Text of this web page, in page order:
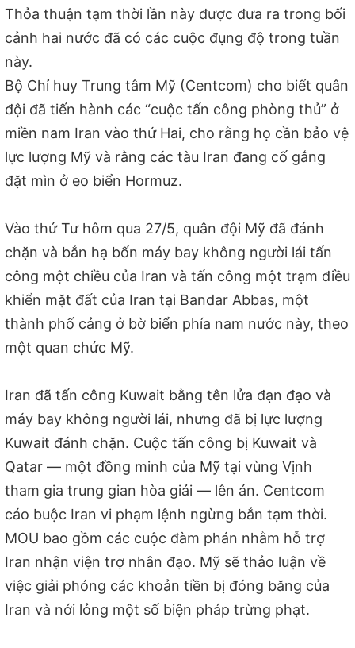
Thỏa thuận tạm thời lần này được đưa ra trong bối
cảnh hai nước đã có các cuộc đụng độ trong tuần
này.
Bộ Chỉ huy Trung tâm Mỹ (Centcom) cho biết quân
đội đã tiến hành các “cuộc tấn công phòng thủ” ở
miền nam Iran vào thứ Hai, cho rằng họ cần bảo vệ
lực lượng Mỹ và rằng các tàu Iran đang cố gắng
đặt mìn ở eo biển Hormuz.
Vào thứ Tư hôm qua 27/5, quân đội Mỹ đã đánh
chặn và bắn hạ bốn máy bay không người lái tấn
công một chiều của Iran và tấn công một trạm điều
khiển mặt đất của Iran tại Bandar Abbas, một
thành phố cảng ở bờ biển phía nam nước này, theo
một quan chức Mỹ.
Iran đã tấn công Kuwait bằng tên lửa đạn đạo và
máy bay không người lái, nhưng đã bị lực lượng
Kuwait đánh chặn. Cuộc tấn công bị Kuwait và
Qatar — một đồng minh của Mỹ tại vùng Vịnh
tham gia trung gian hòa giải — lên án. Centcom
cáo buộc Iran vi phạm lệnh ngừng bắn tạm thời.
MOU bao gồm các cuộc đàm phán nhằm hỗ trợ
Iran nhận viện trợ nhân đạo. Mỹ sẽ thảo luận về
việc giải phóng các khoản tiền bị đóng băng của
Iran và nới lỏng một số biện pháp trừng phạt.